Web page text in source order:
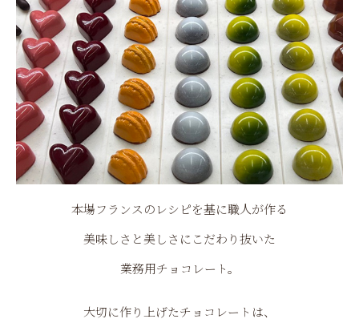
本場フランスのレシピを基に職人が作る
美味しさと美しさにこだわり抜いた
業務用チョコレート。
大切に作り上げたチョコレートは、